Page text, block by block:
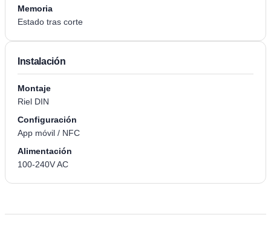
Memoria
Estado tras corte
Instalación
Montaje
Riel DIN
Configuración
App móvil / NFC
Alimentación
100-240V AC